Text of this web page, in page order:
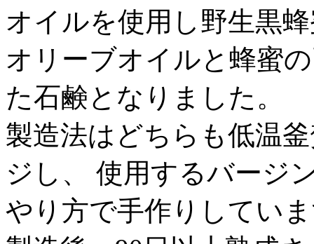
オイルを使用し野生黒
オリーブオイルと蜂蜜
た石鹸となりました。
製造法はどちらも低温
ジし、 使用するバージ
やり方で手作りしてい